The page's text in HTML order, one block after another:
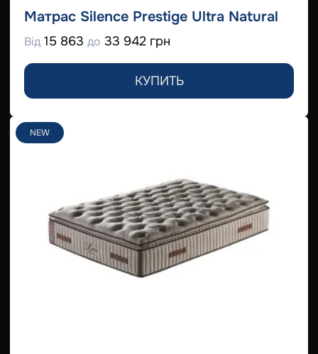
Матрас Silence Prestige Ultra Natural
Від 15 863 до 33 942 грн
КУПИТЬ
NEW